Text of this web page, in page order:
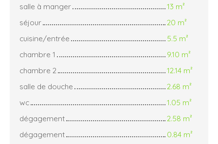
salle à manger
13 m²
séjour
20 m²
cuisine/entrée
5.5 m²
chambre 1
9.10 m²
chambre 2
12.14 m²
salle de douche
2.68 m²
wc
1.05 m²
dégagement
2.58 m²
dégagement
0.84 m²